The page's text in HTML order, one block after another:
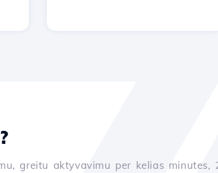
greitu aktyvavimu per kelias minutes,